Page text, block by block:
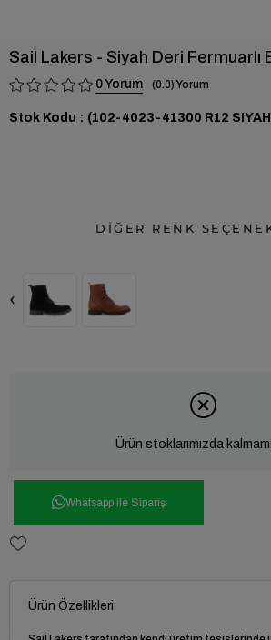
Sail Lakers - Siyah Deri Fermuarlı
0 0.0
Stok Kodu (102-4023-41300 R12 SIYAH
DİĞER RENK
‹
Ürün stoklarımızda
Whatsapp ile Sipariş
Ürün Özellikleri